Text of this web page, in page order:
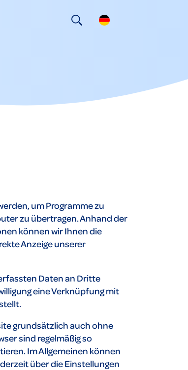
um Programme zu
zu übertragen. Anhand der
können wir Ihnen die
Anzeige unserer
Daten an Dritte
eine Verknüpfung mit
grundsätzlich auch ohne
sind regelmäßig so
Im Allgemeinen können
über die Einstellungen